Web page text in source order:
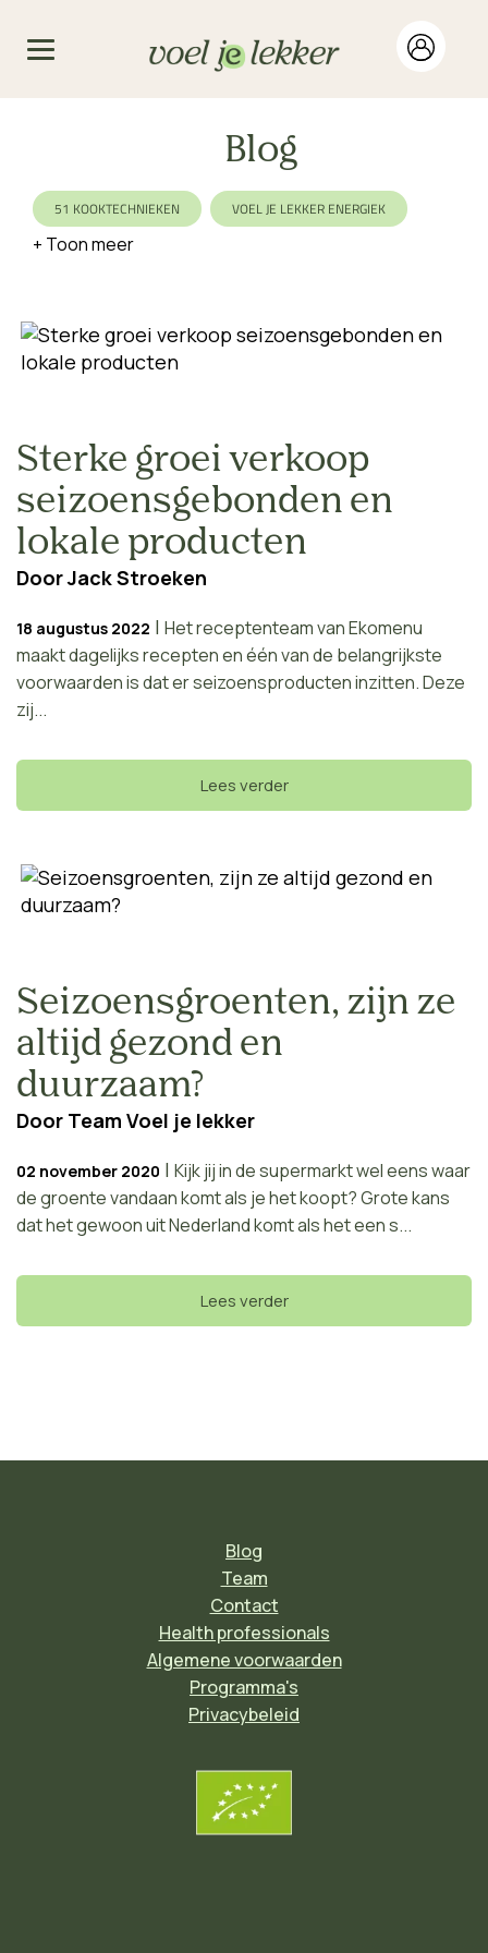
Blog
51 KOOKTECHNIEKEN
VOEL JE LEKKER ENERGIEK
FOOD FOR HEALTH
VARIATIE
SEIZOEN
KOOLHYDRAATBEWUST
LACTOSEVRIJ
Sterke groei verkoop
seizoensgebonden en
lokale producten
DoorJack Stroeken
18 augustus 2022 | Het receptenteam van Ekomenu
maakt dagelijks recepten en één van de belangrijkste
voorwaarden is dat er seizoensproducten inzitten. Deze
zij...
Lees verder
Seizoensgroenten, zijn ze
altijd gezond en
duurzaam?
Door Team Voel je lekker
02 november 2020 | Kijk jij in de supermarkt wel eens waar
de groente vandaan komt als je het koopt? Grote kans
dat het gewoon uit Nederland komt als het een s...
Lees verder
Blog
Team
Contact
Health professionals
Algemene voorwaarden
Programma's
Privacybeleid